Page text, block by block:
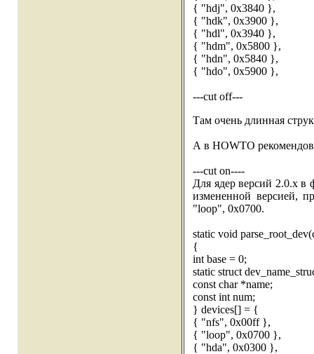
{ "hdj", 0x3840 },
{ "hdk", 0x3900 },
{ "hdl", 0x3940 },
{ "hdm", 0x5800 },
{ "hdn", 0x5840 },
{ "hdo", 0x5900 },
---cut off---
Там очень длинная
А в HOWTO
---cut on----
Для ядер версий 2.0.x в
измененной версией,
"loop", 0x0700.
static void
{
int base = 0;
static struct
const char *name;
const int num;
} devices[] = {
{ "nfs", 0x00ff },
{ "loop", 0x0700 },
{ "hda", 0x0300 },